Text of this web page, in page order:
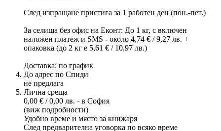
След изпращане пристига за 1 работен ден (пон.-пет.)
За селища без офис на Еконт: До 1 кг, с включен
наложен платеж и SMS - около 4,74 € / 9,27 лв. +
опаковка (до 2 кг е 5,61 € / 10,97 лв.)
Доставка: по график
До адрес по Спиди
не предлага
Лична среща
0,00 € / 0,00 лв. - в София
(виж подробности)
Удобно време и място за книжаря
След предварителна уговорка по всяко време